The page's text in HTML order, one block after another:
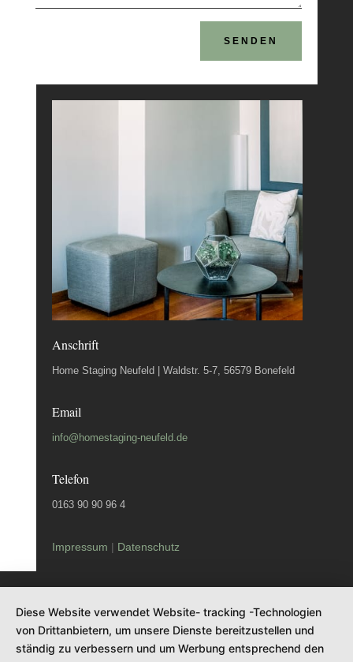
SENDEN
Anschrift
Home Staging Neufeld | Waldstr. 5-7, 56579 Bonefeld
Email
info@homestaging-neufeld.de
Telefon
0163 90 90 96 4
Impressum | Datenschutz
Diese Website verwendet Website- tracking -Technologien
von Drittanbietern, um unsere Dienste bereitzustellen und
ständig zu verbessern und um Werbung entsprechend den